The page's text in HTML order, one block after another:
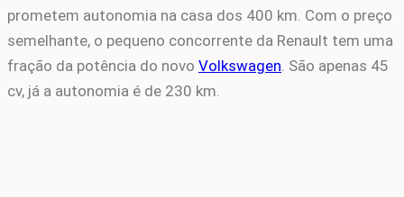
prometem autonomia na casa dos 400 km. Com o preço
semelhante, o pequeno concorrente da Renault tem uma
fração da potência do novo Volkswagen . São apenas 45
cv, já a autonomia é de 230 km.